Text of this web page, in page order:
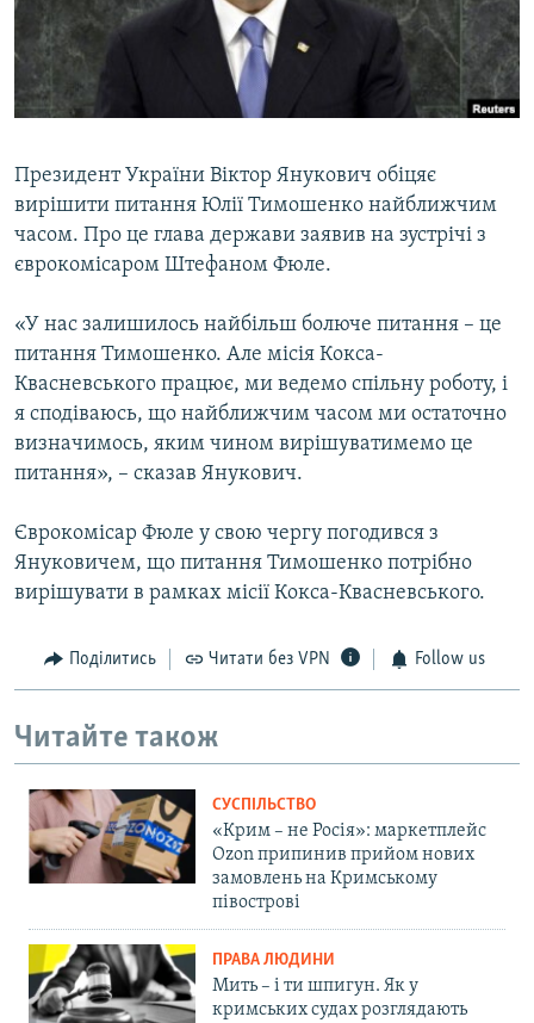
ВІДЕОУРОКИ «ELIFBE»
СВІДЧЕННЯ ОКУПАЦІЇ
УКРАЇНСЬКА ПРОБЛЕМА КРИМУ
Русский
Qırımtatar
Усі сайти RFE/RL
Президент України Віктор Янукович обіцяє
вирішити питання Юлії Тимошенко найближчим
часом. Про це глава держави заявив на зустрічі з
єврокомісаром Штефаном Фюле.
«У нас залишилось найбільш болюче питання – це
питання Тимошенко. Але місія Кокса-
Квасневського працює, ми ведемо спільну роботу, і
я сподіваюсь, що найближчим часом ми остаточно
визначимось, яким чином вирішуватимемо це
питання», – сказав Янукович.
Єврокомісар Фюле у свою чергу погодився з
Януковичем, що питання Тимошенко потрібно
вирішувати в рамках місії Кокса-Квасневського.
Поділитись Читати без VPN Follow us
Читайте також
СУСПІЛЬСТВО
«Крим – не Росія»: маркетплейс
Ozon припинив прийом нових
замовлень на Кримському
півострові
ПРАВА ЛЮДИНИ
Мить – і ти шпигун. Як у
кримських судах розглядають